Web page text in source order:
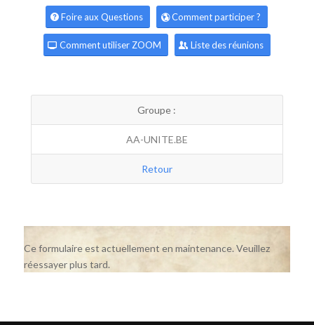
Foire aux Questions Comment participer ?
Comment utiliser ZOOM Liste des réunions
Groupe :
AA-UNITE.BE
Retour
Ce formulaire est actuellement en maintenance. Veuillez
réessayer plus tard.